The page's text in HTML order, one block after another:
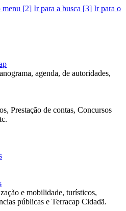
menu [2] Ir para a busca [3] Ir para o
agenda, de autoridades,
Prestação de contas, Concursos
e mobilidade, turísticos,
públicas e Terracap Cidadã.